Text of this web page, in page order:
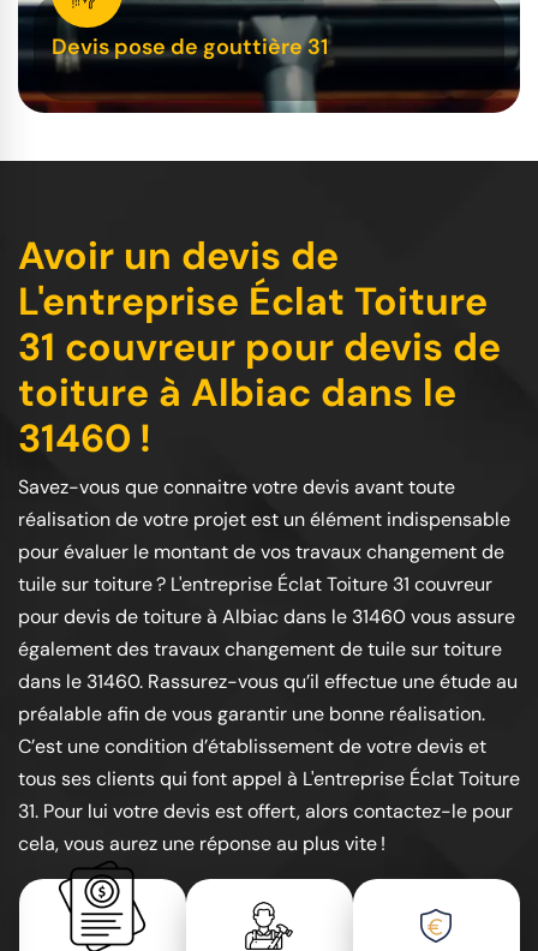
Devis pose de gouttière 31
Avoir un devis de
L'entreprise Éclat Toiture
31 couvreur pour devis de
toiture à Albiac dans le
31460 !
Savez-vous que connaitre votre devis avant toute
réalisation de votre projet est un élément indispensable
pour évaluer le montant de vos travaux changement de
tuile sur toiture ? L'entreprise Éclat Toiture 31 couvreur
pour devis de toiture à Albiac dans le 31460 vous assure
également des travaux changement de tuile sur toiture
dans le 31460. Rassurez-vous qu’il effectue une étude au
préalable afin de vous garantir une bonne réalisation.
C’est une condition d’établissement de votre devis et
tous ses clients qui font appel à L'entreprise Éclat Toiture
31. Pour lui votre devis est offert, alors contactez-le pour
cela, vous aurez une réponse au plus vite !